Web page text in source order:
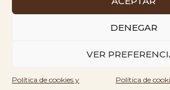
DENEGAR
VER
Política de cookies y
Política de
Creado
Agency